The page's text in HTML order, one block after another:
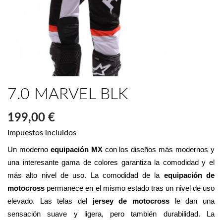
7.0 MARVEL BLK
199,00 €
Impuestos incluidos
Un moderno equipación MX con los diseños más modernos y
una interesante gama de colores garantiza la comodidad y el
más alto nivel de uso. La comodidad de la equipación de
motocross permanece en el mismo estado tras un nivel de uso
elevado. Las telas del jersey de motocross le dan una
sensación suave y ligera, pero también durabilidad. La